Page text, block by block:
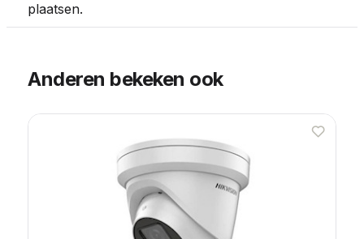
plaatsen.
Anderen bekeken ook